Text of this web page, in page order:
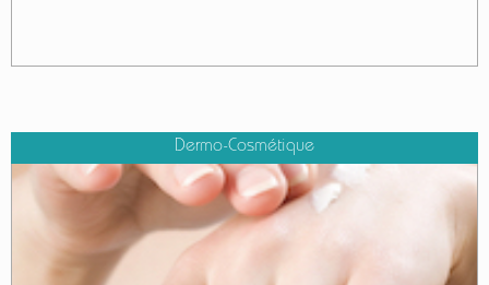
Dermo-Cosmétique